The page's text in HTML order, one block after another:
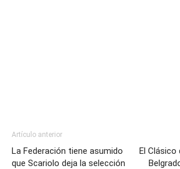
Artículo anterior
La Federación tiene asumido
que Scariolo deja la selección
El Clásico